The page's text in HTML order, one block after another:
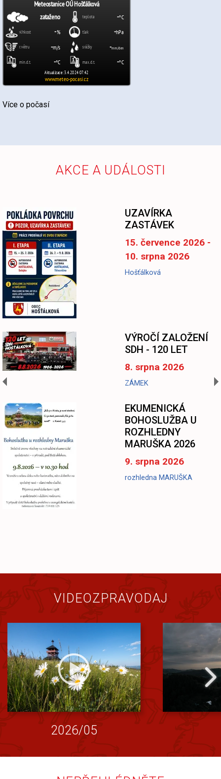
Více o počasí
AKCE A UDÁLOSTI
UZAVÍRKA
ZASTÁVEK
15. července 2026 -
10. srpna 2026
Hošťálková
VÝROČÍ ZALOŽENÍ
SDH - 120 LET
8. srpna 2026
ZÁMEK
EKUMENICKÁ
BOHOSLUŽBA U
ROZHLEDNY
MARUŠKA 2026
9. srpna 2026
rozhledna MARUŠKA
VIDEOZPRAVODAJ
2026/05